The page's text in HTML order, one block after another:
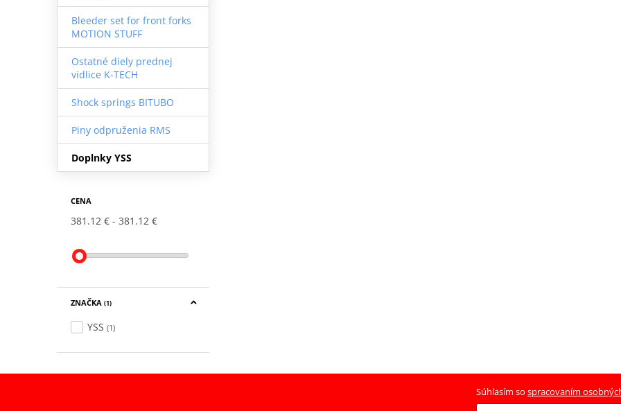
Bleeder set for front forks
MOTION STUFF
Ostatné diely prednej
vidlice K-TECH
Shock springs BITUBO
Piny odpruženia RMS
Doplnky YSS
CENA
381.12 € 381.12 €
ZNAČKA (1)
YSS (1)
Súhlasím so spracovaním